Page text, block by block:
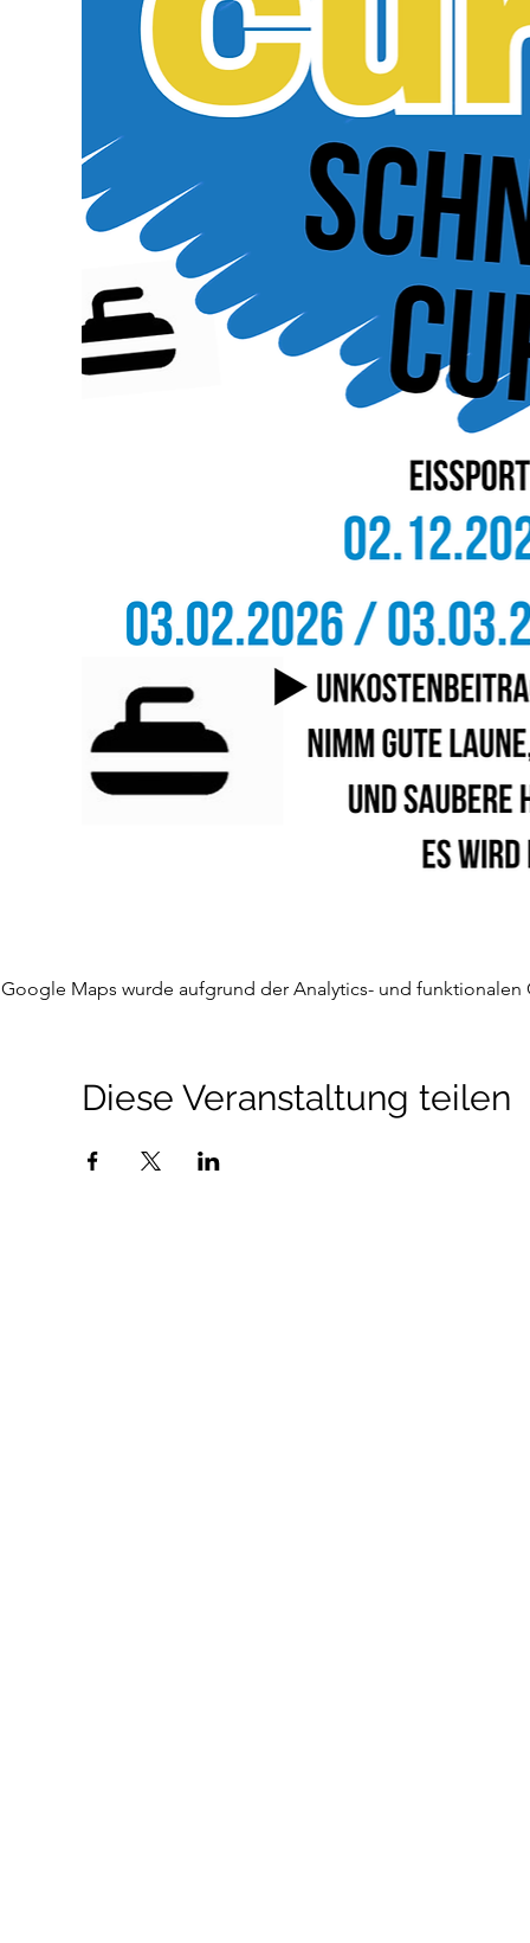
Google Maps wurde aufgrund der Analytics- und
Diese Veranstaltung teilen